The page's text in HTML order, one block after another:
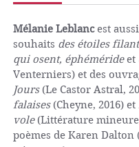
Mélanie Leblancest
souhaits des étoiles
qui osent, éphémérideet
Venterniers) et des
Jours(Le Castor Astral,
falaises(Cheyne, 2016) et
vole(Littérature
poèmes de Karen